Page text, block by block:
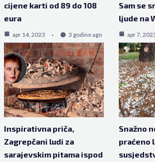
cijene karti od 89 do 108
eura
apr 14, 2023 3 godine ago
Sam se
ljude na
apr 7,
Inspirativna priča,
Zagrepčani ludi za
sarajevskim pitama ispod
Snažno
praćeno